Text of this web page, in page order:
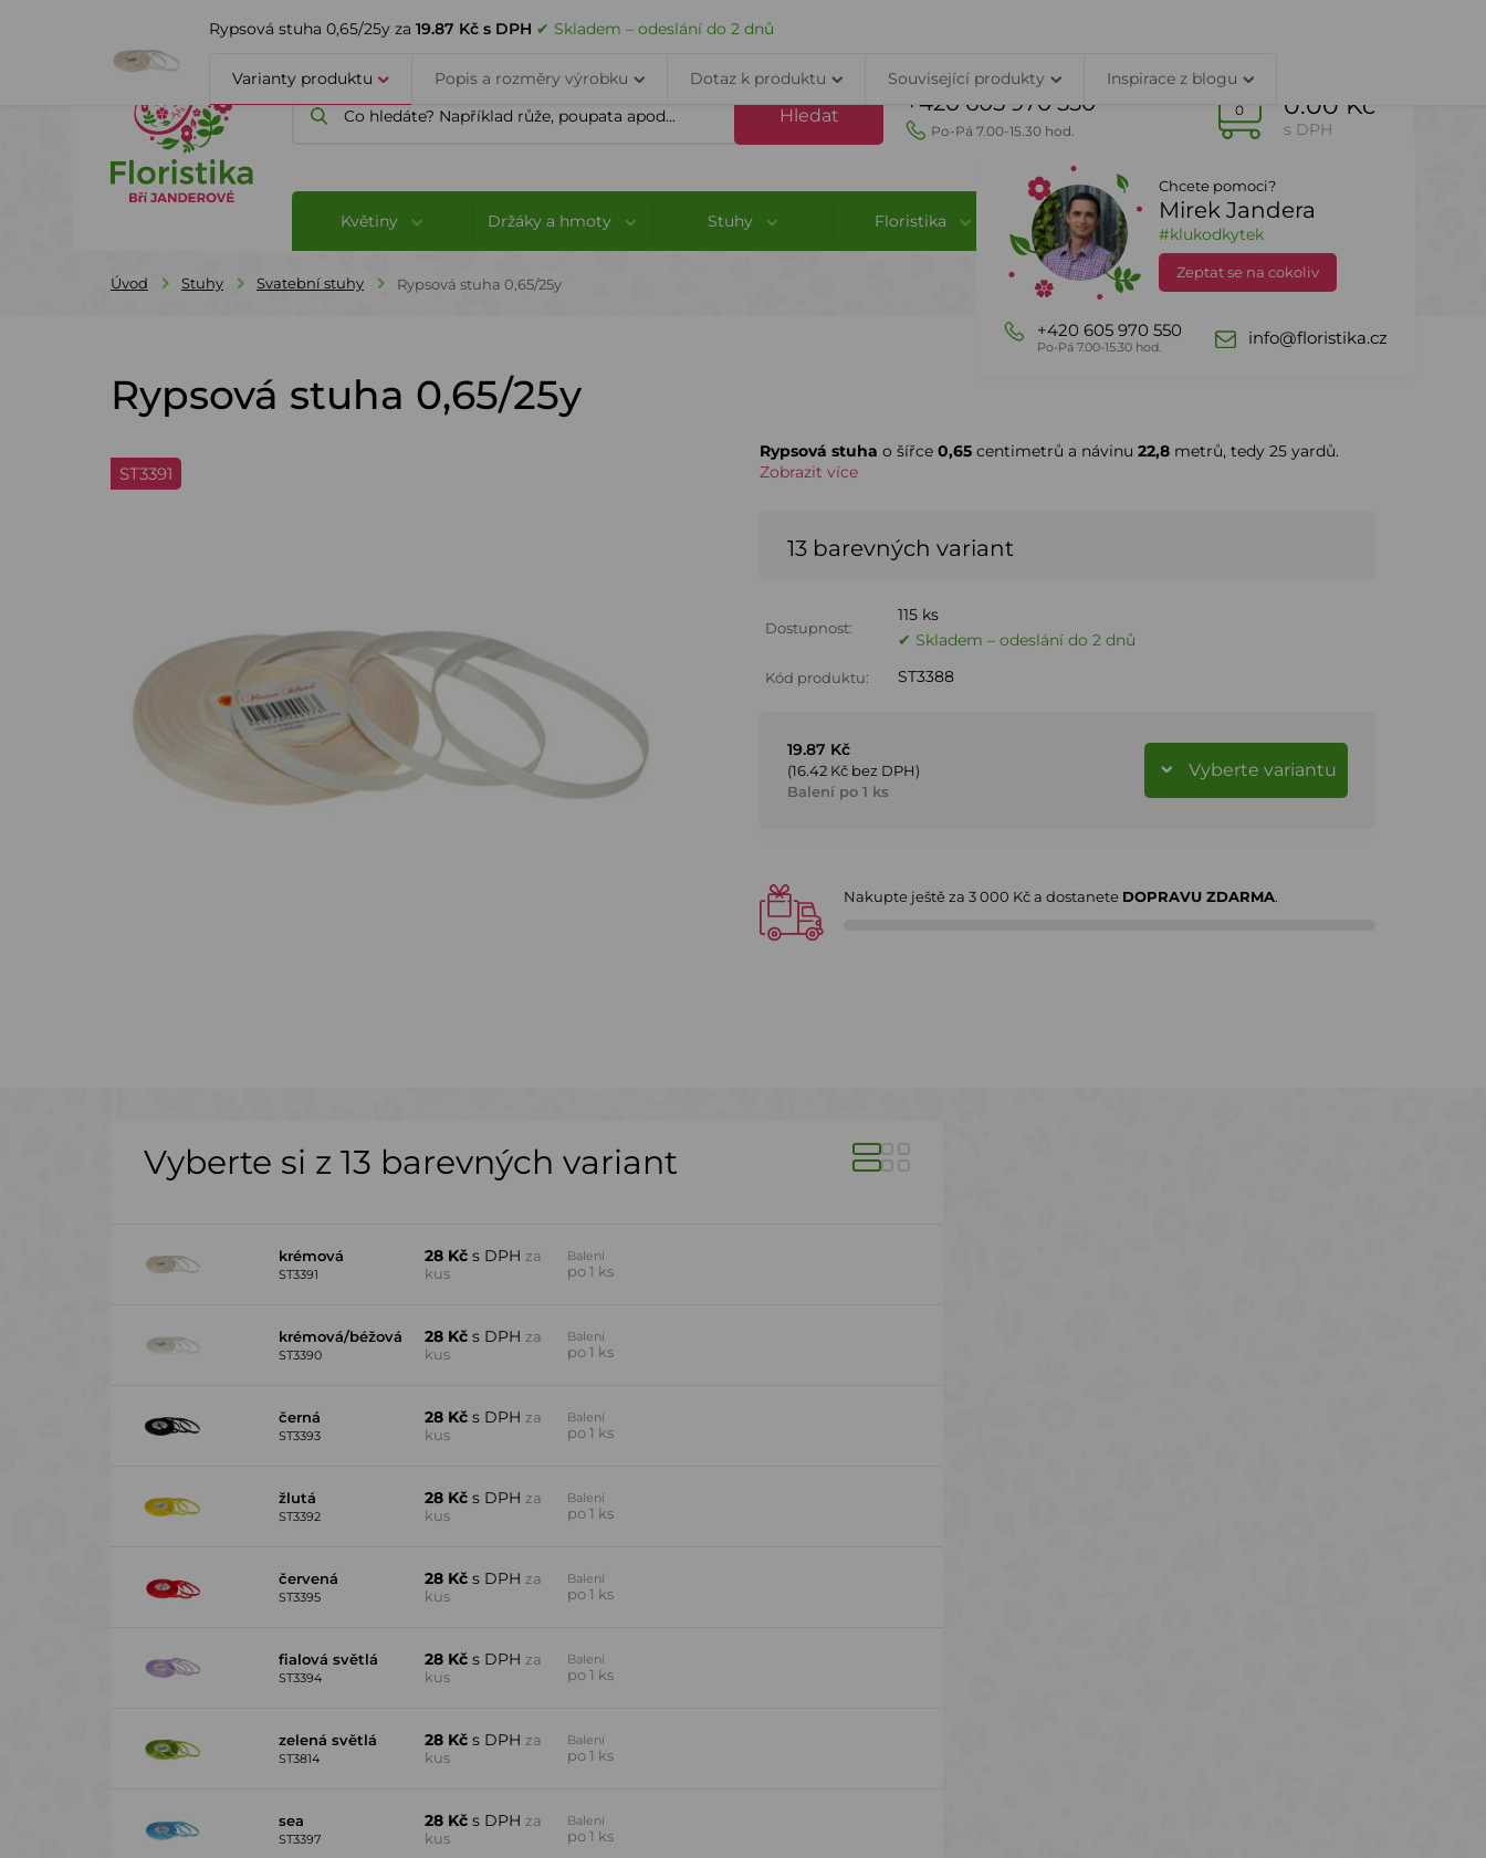
ÚVOD O FIRMĚ BLOG VELKOOBCHOD DOPRAVA A PLATBA
Hledat +420 605 970 550
Po-Pá 7.00-15.30 hod.
0 0.00 Kč
s DPH
Květiny Držáky a hmoty Stuhy Floristika Dle sezony DealZone
Úvod Stuhy Svatební stuhy Rypsová stuha 0,65/25y
Rypsová stuha 0,65/25y
ST3391
Rypsová stuha o šířce 0,65 centimetrů a návinu 22,8 metrů, tedy 25 yardů.
Zobrazit více
13 barevných variant
Dostupnost:
115 ks
✔ Skladem – odeslání do 2 dnů
Kód produktu: ST3388
19.87 Kč
(16.42 Kč bez DPH)
Balení po 1 ks
Vyberte variantu
Nakupte ještě za 3 000 Kča dostanete DOPRAVU ZDARMA.
Rypsová stuha 0,65/25y za 19.87 Kč s DPH ✔ Skladem – odeslání do 2 dnů
Varianty produktu Popis a rozměry výrobku Dotaz k produktu Související produkty Inspirace z blogu
Vyberte si z 13 barevných variant
krémová
ST3391
28 Kč s DPH za
kus
Balení
po 1 ks
krémová/béžová
ST3390
28 Kč s DPH za
kus
Balení
po 1 ks
černá
ST3393
28 Kč s DPH za
kus
Balení
po 1 ks
žlutá
ST3392
28 Kč s DPH za
kus
Balení
po 1 ks
červená
ST3395
28 Kč s DPH za
kus
Balení
po 1 ks
fialová světlá
ST3394
28 Kč s DPH za
kus
Balení
po 1 ks
zelená světlá
ST3814
28 Kč s DPH za
kus
Balení
po 1 ks
sea
ST3397
28 Kč s DPH za
kus
Balení
po 1 ks
Chcete pomoci?
Mirek Jandera
#klukodkytek
Zeptat se na cokoliv
+420 605 970 550
Po-Pá 7.00-15.30 hod. info@floristika.cz